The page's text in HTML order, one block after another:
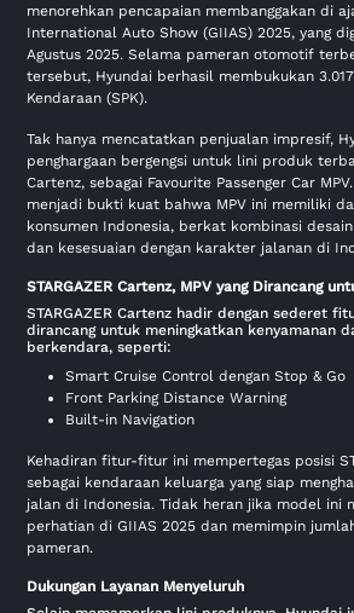
menorehkan pencapaian membanggakan di
International Auto Show (GIIAS) 2025, yang
Agustus 2025. Selama pameran otomotif
tersebut, Hyundai berhasil membukukan
Kendaraan (SPK).
Tak hanya mencatatkan penjualan impresif,
penghargaan bergengsi untuk lini produk
Cartenz, sebagai Favourite Passenger Car
menjadi bukti kuat bahwa MPV ini memiliki
konsumen Indonesia, berkat kombinasi
dan kesesuaian dengan karakter jalanan di
STARGAZER Cartenz, MPV yang Dirancang
STARGAZER Cartenz hadir dengan sederet
dirancang untuk meningkatkan kenyamanan
berkendara, seperti:
Smart Cruise Control dengan Stop & Go
Front Parking Distance Warning
Built-in Navigation
Kehadiran fitur-fitur ini mempertegas posisi
sebagai kendaraan keluarga yang siap
jalan di Indonesia. Tidak heran jika model ini
perhatian di GIIAS 2025 dan memimpin
pameran.
Dukungan Layanan Menyeluruh